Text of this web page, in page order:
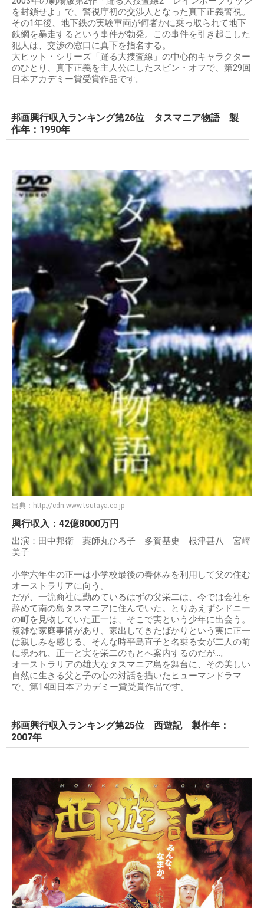
を封鎖せよ」で、警視庁初の交渉人となった真下正義警視。
その1年後、地下鉄の実験車両が何者かに乗っ取られて地下
鉄網を暴走するという事件が勃発。この事件を引き起こした
犯人は、交渉の窓口に真下を指名する。
大ヒット・シリーズ「踊る大捜査線」の中心的キャラクター
のひとり、真下正義を主人公にしたスピン・オフで、第29回
日本アカデミー賞受賞作品です。
邦画興行収入ランキング第26位 タスマニア物語 製
作年：1990年
出典： http://cdn.www.tsutaya.co.jp
興行収入：42億8000万円
出演：田中邦衛 薬師丸ひろ子 多賀基史 根津甚八 宮崎
美子
小学六年生の正一は小学校最後の春休みを利用して父の住む
オーストラリアに向う。
だが、一流商社に勤めているはずの父栄二は、今では会社を
辞めて南の島タスマニアに住んでいた。とりあえずシドニー
の町を見物していた正一は、そこで実という少年に出会う。
複雑な家庭事情があり、家出してきたばかりという実に正一
は親しみを感じる。そんな時平島直子と名乗る女が二人の前
に現われ、正一と実を栄二のもとへ案内するのだが…。
オーストラリアの雄大なタスマニア島を舞台に、その美しい
自然に生きる父と子の心の対話を描いたヒューマンドラマ
で、第14回日本アカデミー賞受賞作品です。
邦画興行収入ランキング第25位 西遊記 製作年：
2007年